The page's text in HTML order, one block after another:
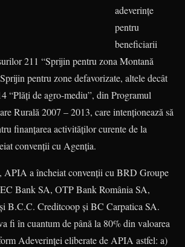
adeverinţe
pentru
beneficiarii
211 “Sprijin pentru zona Montană
pentru zone defavorizate, altele decât
“Plăţi de agro-mediu”, din Programul
Rurală 2007 – 2013, care intenţionează să
finanţarea activităţilor curente de la
convenţii cu Agenţia.
APIA a încheiat convenţii cu BRD Groupe
Bank SA, OTP Bank România SA,
B.C.C. Creditcoop şi BC Carpatica SA.
fi în cuantum de până la 80% din valoarea
Adeverinţei eliberate de APIA astfel: a)